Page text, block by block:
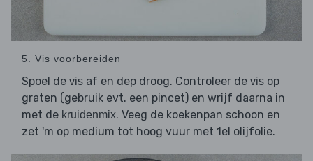
5. Vis voorbereiden
Spoel de vis af en dep droog. Controleer de vis op
graten (gebruik evt. een pincet) en wrijf daarna in
met de kruidenmix. Veeg de koekenpan schoon en
zet 'm op medium tot hoog vuur met 1el olijfolie.